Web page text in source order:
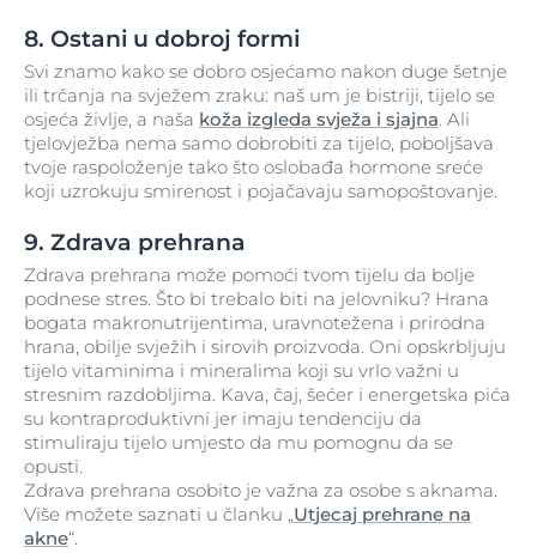
8. Ostani u dobroj formi
Svi znamo kako se dobro osjećamo nakon duge šetnje
ili trčanja na svježem zraku: naš um je bistriji, tijelo se
osjeća življe, a naša koža izgleda svježa i sjajna . Ali
tjelovježba nema samo dobrobiti za tijelo, poboljšava
tvoje raspoloženje tako što oslobađa hormone sreće
koji uzrokuju smirenost i pojačavaju samopoštovanje.
9. Zdrava prehrana
Zdrava prehrana može pomoći tvom tijelu da bolje
podnese stres. Što bi trebalo biti na jelovniku? Hrana
bogata makronutrijentima, uravnotežena i prirodna
hrana, obilje svježih i sirovih proizvoda. Oni opskrbljuju
tijelo vitaminima i mineralima koji su vrlo važni u
stresnim razdobljima. Kava, čaj, šećer i energetska pića
su kontraproduktivni jer imaju tendenciju da
stimuliraju tijelo umjesto da mu pomognu da se
opusti.
Zdrava prehrana osobito je važna za osobe s aknama.
Više možete saznati u članku „ Utjecaj prehrane na
akne“.